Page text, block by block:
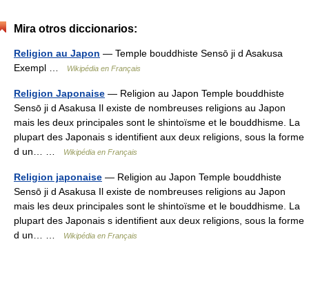
Mira otros diccionarios:
Religion au Japon — Temple bouddhiste Sensō ji d Asakusa
Exempl …
Wikipédia en Français
Religion Japonaise — Religion au Japon Temple bouddhiste
Sensō ji d Asakusa Il existe de nombreuses religions au Japon
mais les deux principales sont le shintoïsme et le bouddhisme. La
plupart des Japonais s identifient aux deux religions, sous la forme
d un… …
Wikipédia en Français
Religion japonaise — Religion au Japon Temple bouddhiste
Sensō ji d Asakusa Il existe de nombreuses religions au Japon
mais les deux principales sont le shintoïsme et le bouddhisme. La
plupart des Japonais s identifient aux deux religions, sous la forme
d un… …
Wikipédia en Français